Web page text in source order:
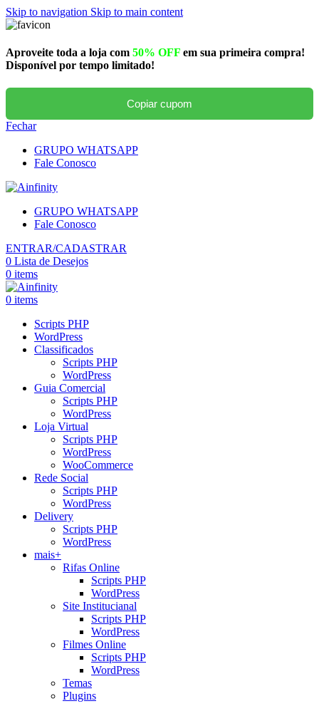
Skip to navigation Skip to main content
Aproveite toda a loja com 50% OFF em sua primeira compra!
Disponível por tempo limitado!
Copiar cupom
Fechar
GRUPO WHATSAPP
Fale Conosco
GRUPO WHATSAPP
Fale Conosco
ENTRAR/CADASTRAR
0 Lista de Desejos
0 items
0 items
Scripts PHP
WordPress
Classificados
Scripts PHP
WordPress
Guia Comercial
Scripts PHP
WordPress
Loja Virtual
Scripts PHP
WordPress
WooCommerce
Rede Social
Scripts PHP
WordPress
Delivery
Scripts PHP
WordPress
mais+
Rifas Online
Scripts PHP
WordPress
Site Institucianal
Scripts PHP
WordPress
Filmes Online
Scripts PHP
WordPress
Temas
Plugins